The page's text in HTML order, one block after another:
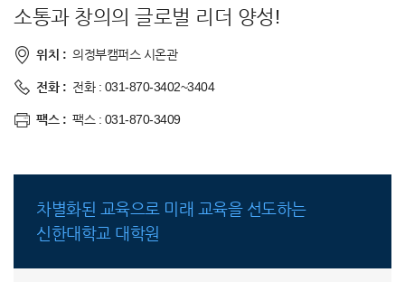
소통과 창의의 글로벌 리더 양성!
위치 : 의정부캠퍼스 시온관
전화 : 전화 : 031-870-3402~3404
팩스 : 팩스 : 031-870-3409
차별화된 교육으로 미래 교육을 선도하는
신한대학교 대학원